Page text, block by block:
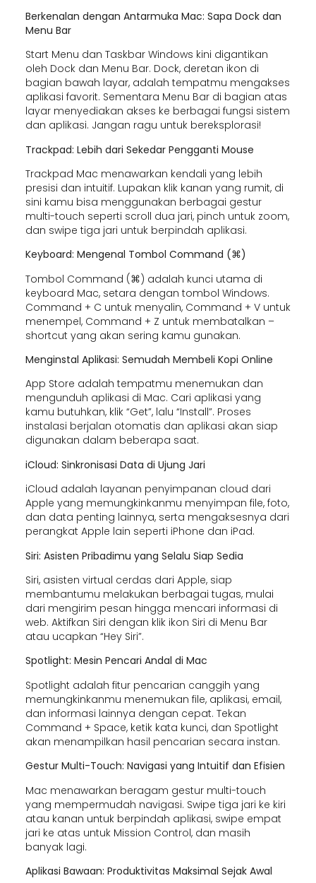
Berkenalan dengan Antarmuka Mac: Sapa Dock dan
Menu Bar
Start Menu dan Taskbar Windows kini digantikan
oleh Dock dan Menu Bar. Dock, deretan ikon di
bagian bawah layar, adalah tempatmu mengakses
aplikasi favorit. Sementara Menu Bar di bagian atas
layar menyediakan akses ke berbagai fungsi sistem
dan aplikasi. Jangan ragu untuk bereksplorasi!
Trackpad: Lebih dari Sekedar Pengganti Mouse
Trackpad Mac menawarkan kendali yang lebih
presisi dan intuitif. Lupakan klik kanan yang rumit, di
sini kamu bisa menggunakan berbagai gestur
multi-touch seperti scroll dua jari, pinch untuk zoom,
dan swipe tiga jari untuk berpindah aplikasi.
Keyboard: Mengenal Tombol Command (⌘)
Tombol Command (⌘) adalah kunci utama di
keyboard Mac, setara dengan tombol Windows.
Command + C untuk menyalin, Command + V untuk
menempel, Command + Z untuk membatalkan –
shortcut yang akan sering kamu gunakan.
Menginstal Aplikasi: Semudah Membeli Kopi Online
App Store adalah tempatmu menemukan dan
mengunduh aplikasi di Mac. Cari aplikasi yang
kamu butuhkan, klik “Get”, lalu “Install”. Proses
instalasi berjalan otomatis dan aplikasi akan siap
digunakan dalam beberapa saat.
iCloud: Sinkronisasi Data di Ujung Jari
iCloud adalah layanan penyimpanan cloud dari
Apple yang memungkinkanmu menyimpan file, foto,
dan data penting lainnya, serta mengaksesnya dari
perangkat Apple lain seperti iPhone dan iPad.
Siri: Asisten Pribadimu yang Selalu Siap Sedia
Siri, asisten virtual cerdas dari Apple, siap
membantumu melakukan berbagai tugas, mulai
dari mengirim pesan hingga mencari informasi di
web. Aktifkan Siri dengan klik ikon Siri di Menu Bar
atau ucapkan “Hey Siri”.
Spotlight: Mesin Pencari Andal di Mac
Spotlight adalah fitur pencarian canggih yang
memungkinkanmu menemukan file, aplikasi, email,
dan informasi lainnya dengan cepat. Tekan
Command + Space, ketik kata kunci, dan Spotlight
akan menampilkan hasil pencarian secara instan.
Gestur Multi-Touch: Navigasi yang Intuitif dan Efisien
Mac menawarkan beragam gestur multi-touch
yang mempermudah navigasi. Swipe tiga jari ke kiri
atau kanan untuk berpindah aplikasi, swipe empat
jari ke atas untuk Mission Control, dan masih
banyak lagi.
Aplikasi Bawaan: Produktivitas Maksimal Sejak Awal